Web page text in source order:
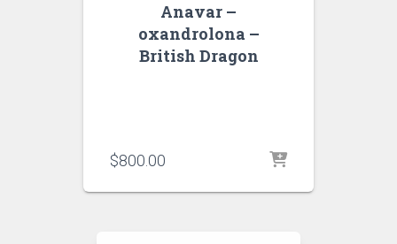
Anavar –
oxandrolona –
British Dragon
$800.00